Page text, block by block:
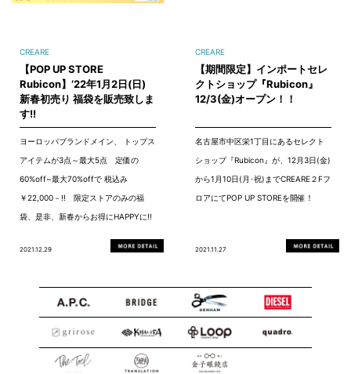
CREARE
【POP UP STORE
Rubicon】‘22年1月2日(日)
新春初売り 福袋を販売致しま
す!!
ヨーロッパブランドメイン、 トップス
アイテムが3点～最大5点 定価の
60%off~最大70%offで 税込み
￥22,000－!! 限定ストアのみの福
袋、是非、新春からお得にHAPPYに!!
2021.12.29
CREARE
【期間限定】インポートセレ
クトショップ『Rubicon』
12/3(金)オープン！！
名古屋市中区栄1丁目にあるセレクト
ショップ『Rubicon』が、12月3日(金)
から1月10日(月･祝)までCREARE２Fフ
ロアにてPOP UP STOREを開催！
2021.11.27